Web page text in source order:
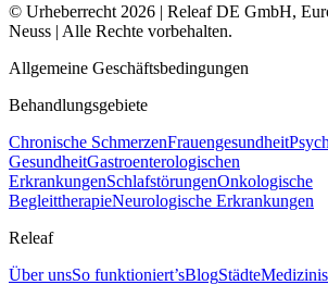
© Urheberrecht 2026 | Releaf DE GmbH,
Neuss | Alle Rechte vorbehalten.
Allgemeine Geschäftsbedingungen
Behandlungsgebiete
Chronische SchmerzenFrauengesundheit
GesundheitGastroenterologischen
ErkrankungenSchlafstörungenOnkologische
BegleittherapieNeurologische Erkrankungen
Releaf
Über unsSo funktioniert’sBlogStädte